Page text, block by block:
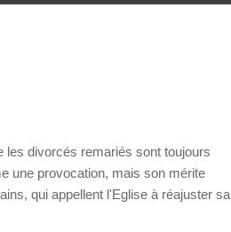
les divorcés remariés sont toujours
une provocation, mais son mérite
qui appellent l'Eglise à réajuster sa